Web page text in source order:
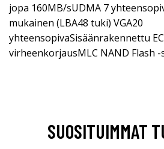
jopa 160MB/sUDMA 7
mukainen (LBA48 tuki) VGA20
yhteensopivaSisäänrakennettu
virheenkorjausMLC NAND Flash
SUOSITUIMMAT